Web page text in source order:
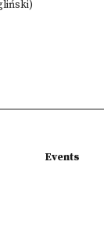
Events